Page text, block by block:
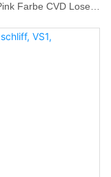
Farbe CVD Lose
werden.